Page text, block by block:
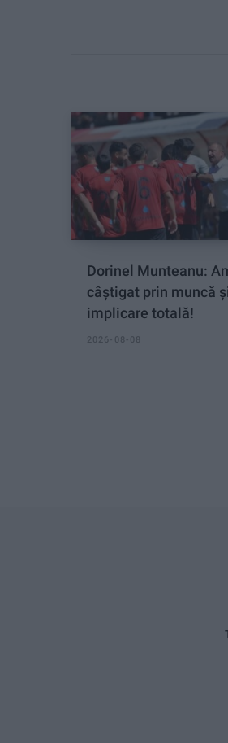
Dorinel Munteanu:
câștigat prin muncă și
implicare totală!
2026-08-08